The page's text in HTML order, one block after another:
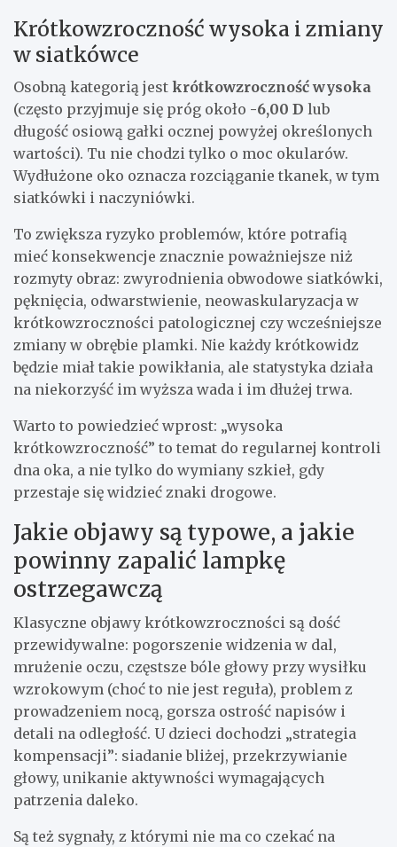
Krótkowzroczność wysoka i zmiany
w siatkówce
Osobną kategorią jest krótkowzroczność wysoka
(często przyjmuje się próg około -6,00 D lub
długość osiową gałki ocznej powyżej określonych
wartości). Tu nie chodzi tylko o moc okularów.
Wydłużone oko oznacza rozciąganie tkanek, w tym
siatkówki i naczyniówki.
To zwiększa ryzyko problemów, które potrafią
mieć konsekwencje znacznie poważniejsze niż
rozmyty obraz: zwyrodnienia obwodowe siatkówki,
pęknięcia, odwarstwienie, neowaskularyzacja w
krótkowzroczności patologicznej czy wcześniejsze
zmiany w obrębie plamki. Nie każdy krótkowidz
będzie miał takie powikłania, ale statystyka działa
na niekorzyść im wyższa wada i im dłużej trwa.
Warto to powiedzieć wprost: „wysoka
krótkowzroczność” to temat do regularnej kontroli
dna oka, a nie tylko do wymiany szkieł, gdy
przestaje się widzieć znaki drogowe.
Jakie objawy są typowe, a jakie
powinny zapalić lampkę
ostrzegawczą
Klasyczne objawy krótkowzroczności są dość
przewidywalne: pogorszenie widzenia w dal,
mrużenie oczu, częstsze bóle głowy przy wysiłku
wzrokowym (choć to nie jest reguła), problem z
prowadzeniem nocą, gorsza ostrość napisów i
detali na odległość. U dzieci dochodzi „strategia
kompensacji”: siadanie bliżej, przekrzywianie
głowy, unikanie aktywności wymagających
patrzenia daleko.
Są też sygnały, z którymi nie ma co czekać na